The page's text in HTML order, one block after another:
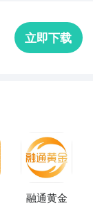
所有内容由正
、午休、睡前
闲哲学。
现以《冲
涵盖家居改
馆探店等内
可落地的生
立即下载
融通黄金